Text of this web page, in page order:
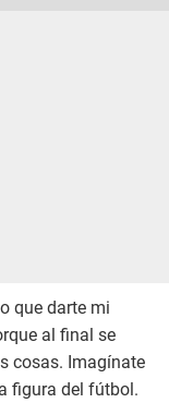
que darte mi
al final se
cosas. Imagínate
figura del fútbol.